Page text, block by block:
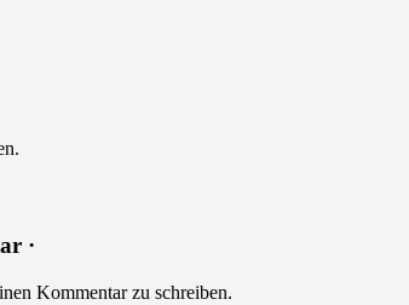
·
Kommentar zu schreiben.